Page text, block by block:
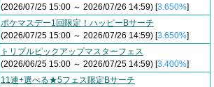
(2026/07/25 15:00 ～ 2026/07/26 14:59) [3.650%]
ポケマスデー1回限定！ハッピーBサーチ
(2026/07/25 15:00 ～ 2026/07/26 14:59) [3.650%]
トリプルピックアップマスターフェス
(2026/06/25 15:00 ～ 2026/07/25 14:59) [3.400%]
11連+選べる★5フェス限定Bサーチ